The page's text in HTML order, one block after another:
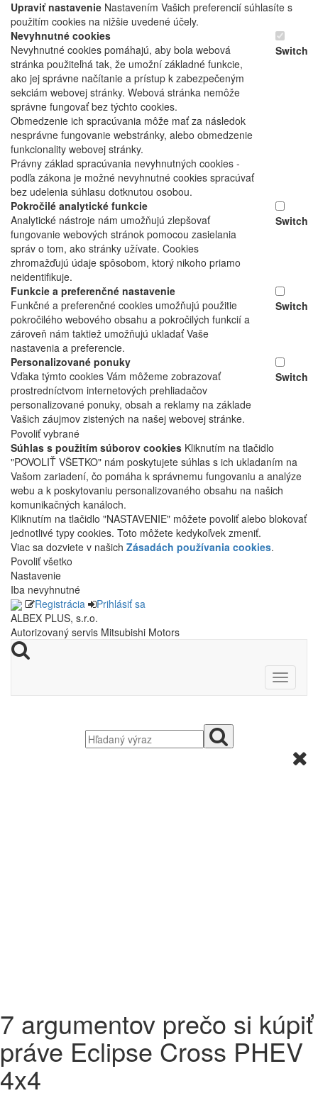
Upraviť nastavenie Nastavením Vašich preferencií súhlasíte s
použitím cookies na nižšie uvedené účely.
Nevyhnutné cookies
Nevyhnutné cookies pomáhajú, aby bola webová
stránka použiteľná tak, že umožní základné funkcie,
ako jej správne načítanie a prístup k zabezpečeným
sekciám webovej stránky. Webová stránka nemôže
správne fungovať bez týchto cookies.
Obmedzenie ich spracúvania môže mať za následok
nesprávne fungovanie webstránky, alebo obmedzenie
funkcionality webovej stránky.
Právny základ spracúvania nevyhnutných cookies -
podľa zákona je možné nevyhnutné cookies spracúvať
bez udelenia súhlasu dotknutou osobou.
Switch
Pokročilé analytické funkcie
Analytické nástroje nám umožňujú zlepšovať
fungovanie webových stránok pomocou zasielania
správ o tom, ako stránky užívate. Cookies
zhromažďujú údaje spôsobom, ktorý nikoho priamo
neidentifikuje.
Switch
Funkcie a preferenčné nastavenie
Funkčné a preferenčné cookies umožňujú použitie
pokročilého webového obsahu a pokročilých funkcií a
zároveň nám taktiež umožňujú ukladať Vaše
nastavenia a preferencie.
Switch
Personalizované ponuky
Vďaka týmto cookies Vám môžeme zobrazovať
prostredníctvom internetových prehliadačov
personalizované ponuky, obsah a reklamy na základe
Vašich záujmov zistených na našej webovej stránke.
Switch
Povoliť vybrané
Súhlas s použitím súborov cookies Kliknutím na tlačidlo
"POVOLIŤ VŠETKO" nám poskytujete súhlas s ich ukladaním na
Vašom zariadení, čo pomáha k správnemu fungovaniu a analýze
webu a k poskytovaniu personalizovaného obsahu na našich
komunikačných kanáloch.
Kliknutím na tlačidlo "NASTAVENIE" môžete povoliť alebo blokovať
jednotlivé typy cookies. Toto môžete kedykoľvek zmeniť.
Viac sa dozviete v našich Zásadách používania cookies.
Povoliť všetko
Nastavenie
Iba nevyhnutné
Registrácia
Prihlásiť sa
ALBEX PLUS, s.r.o.
Autorizovaný servis Mitsubishi Motors
7 argumentov prečo si kúpiť
práve Eclipse Cross PHEV
4x4